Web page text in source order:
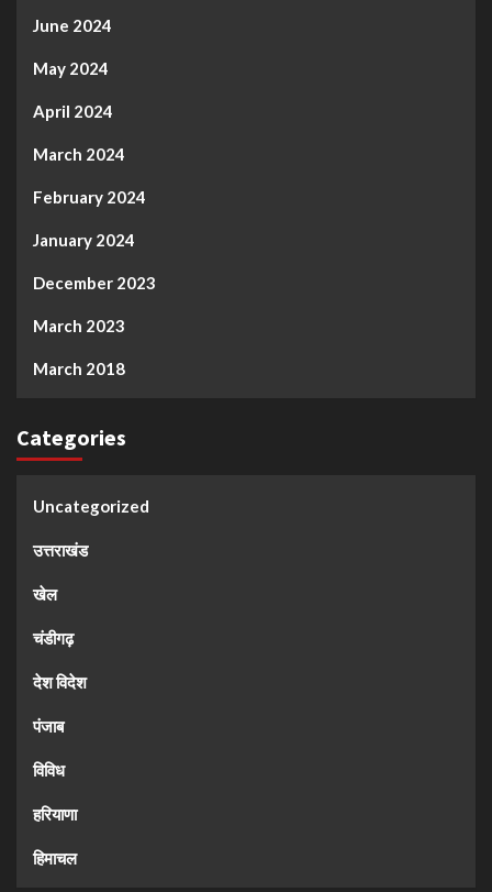
June 2024
May 2024
April 2024
March 2024
February 2024
January 2024
December 2023
March 2023
March 2018
Categories
Uncategorized
उत्तराखंड
खेल
चंडीगढ़
देश विदेश
पंजाब
विविध
हरियाणा
हिमाचल